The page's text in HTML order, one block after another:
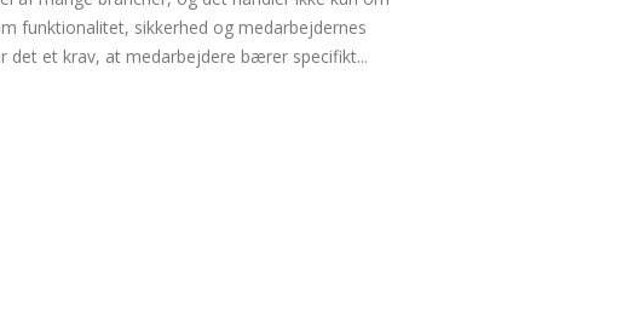
funktionalitet, sikkerhed og medarbejdernes
det et krav, at medarbejdere bærer specifikt...